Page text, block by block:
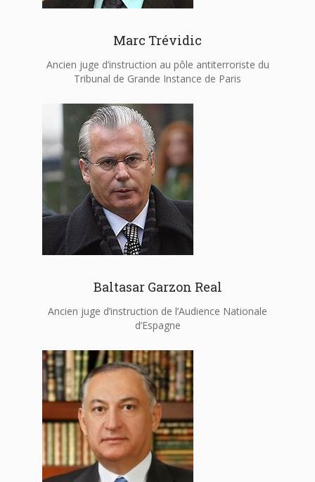
Marc Trévidic
Ancien juge d’instruction au pôle antiterroriste du
Tribunal de Grande Instance de Paris
Baltasar Garzon Real
Ancien juge d’instruction de l’Audience Nationale
d’Espagne